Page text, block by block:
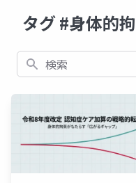
タグ #身体的
検索